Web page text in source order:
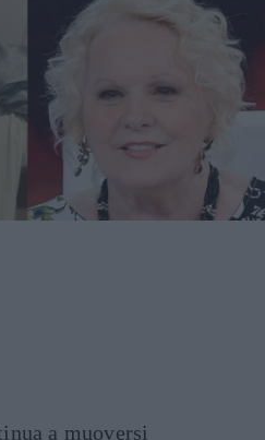
a muoversi